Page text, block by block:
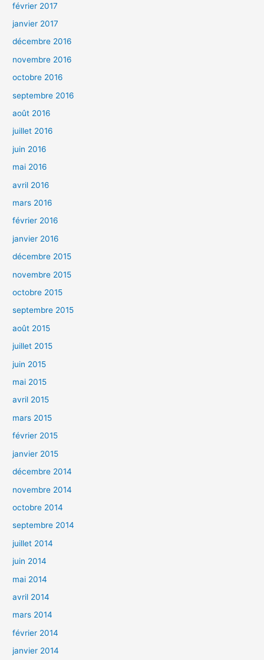
février 2017
janvier 2017
décembre 2016
novembre 2016
octobre 2016
septembre 2016
août 2016
juillet 2016
juin 2016
mai 2016
avril 2016
mars 2016
février 2016
janvier 2016
décembre 2015
novembre 2015
octobre 2015
septembre 2015
août 2015
juillet 2015
juin 2015
mai 2015
avril 2015
mars 2015
février 2015
janvier 2015
décembre 2014
novembre 2014
octobre 2014
septembre 2014
juillet 2014
juin 2014
mai 2014
avril 2014
mars 2014
février 2014
janvier 2014